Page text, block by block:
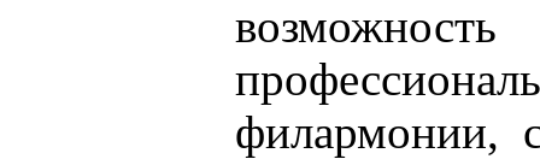
филармонии,